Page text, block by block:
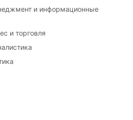
и информационные
и торговля